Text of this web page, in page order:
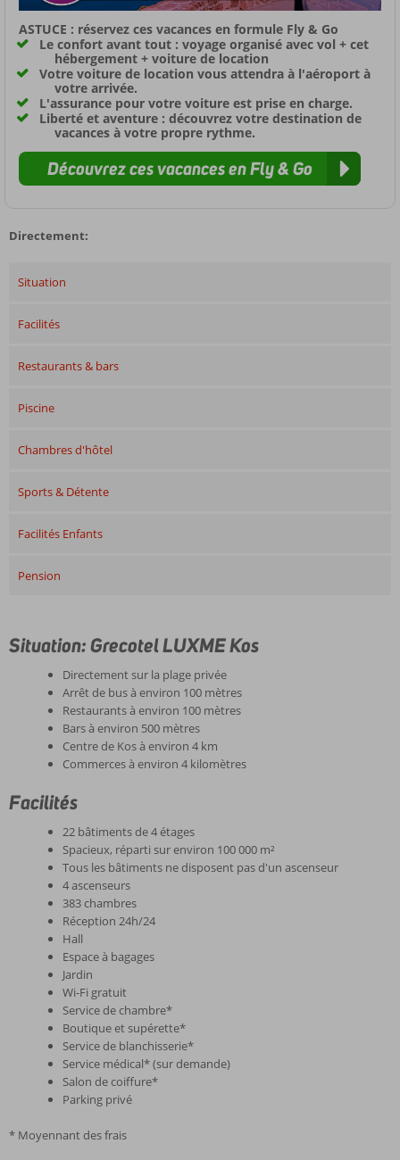
ASTUCE : réservez ces vacances en formule Fly & Go
Le confort avant tout : voyage organisé avec vol + cet
hébergement + voiture de location
Votre voiture de location vous attendra à l'aéroport à
votre arrivée.
L'assurance pour votre voiture est prise en charge.
Liberté et aventure : découvrez votre destination de
vacances à votre propre rythme.
Découvrez ces vacances en Fly & Go
Directement:
Situation
Facilités
Restaurants & bars
Piscine
Chambres d'hôtel
Sports & Détente
Facilités Enfants
Pension
Situation: Grecotel LUXME Kos
Directement sur la plage privée
Arrêt de bus à environ 100 mètres
Restaurants à environ 100 mètres
Bars à environ 500 mètres
Centre de Kos à environ 4 km
Commerces à environ 4 kilomètres
Facilités
22 bâtiments de 4 étages
Spacieux, réparti sur environ 100 000 m²
Tous les bâtiments ne disposent pas d'un ascenseur
4 ascenseurs
383 chambres
Réception 24h/24
Hall
Espace à bagages
Jardin
Wi-Fi gratuit
Service de chambre*
Boutique et supérette*
Service de blanchisserie*
Service médical* (sur demande)
Salon de coiffure*
Parking privé
* Moyennant des frais